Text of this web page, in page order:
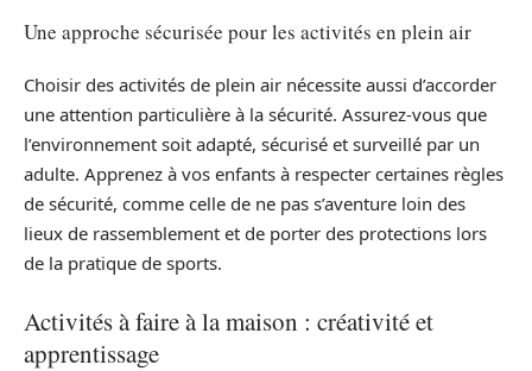
Une approche sécurisée pour les activités en plein air
Choisir des activités de plein air nécessite aussi d’accorder
une attention particulière à la sécurité. Assurez-vous que
l’environnement soit adapté, sécurisé et surveillé par un
adulte. Apprenez à vos enfants à respecter certaines règles
de sécurité, comme celle de ne pas s’aventure loin des
lieux de rassemblement et de porter des protections lors
de la pratique de sports.
Activités à faire à la maison : créativité et
apprentissage